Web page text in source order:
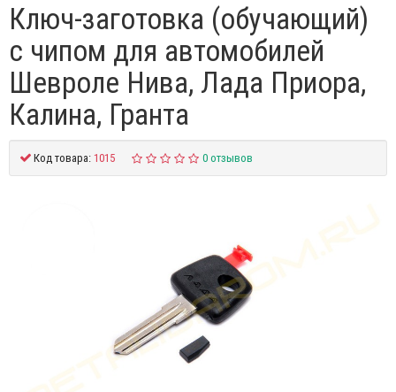
Ключ-заготовка (обучающий)
с чипом для автомобилей
Шевроле Нива, Лада Приора,
Калина, Гранта
Код товара:1015 0 отзывов